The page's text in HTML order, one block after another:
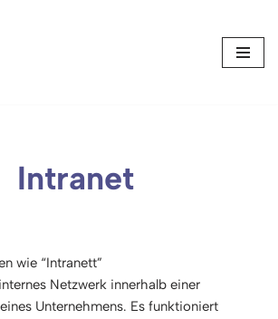
Intranet
wie “Intranett”
Netzwerk innerhalb einer
Unternehmens. Es funktioniert